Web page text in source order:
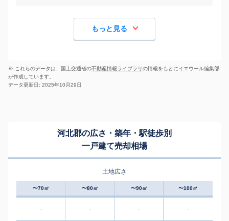
もっと見る
※ これらのデータは、国土交通省の不動産情報ライブラリの情報をもとにイエウール編集部
が作成しています。
データ更新日: 2025年10月29日
河北郡の広さ・築年・駅徒歩別
一戸建て売却相場
土地広さ
〜70㎡ 〜80㎡ 〜90㎡ 〜100㎡
- - - -